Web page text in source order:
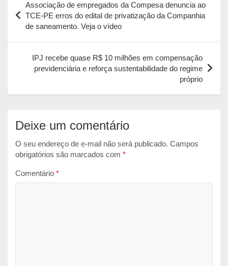
s
A
b
e
n
r
l
t
de
Post
Associação de empregados da Compesa denuncia ao
TCE-PE erros do edital de privatização da Companhia
de saneamento. Veja o vídeo
IPJ recebe quase R$ 10 milhões em compensação
previdenciária e reforça sustentabilidade do regime
próprio
Deixe um comentário
O seu endereço de e-mail não será publicado. Campos
obrigatórios são marcados com *
Comentário *